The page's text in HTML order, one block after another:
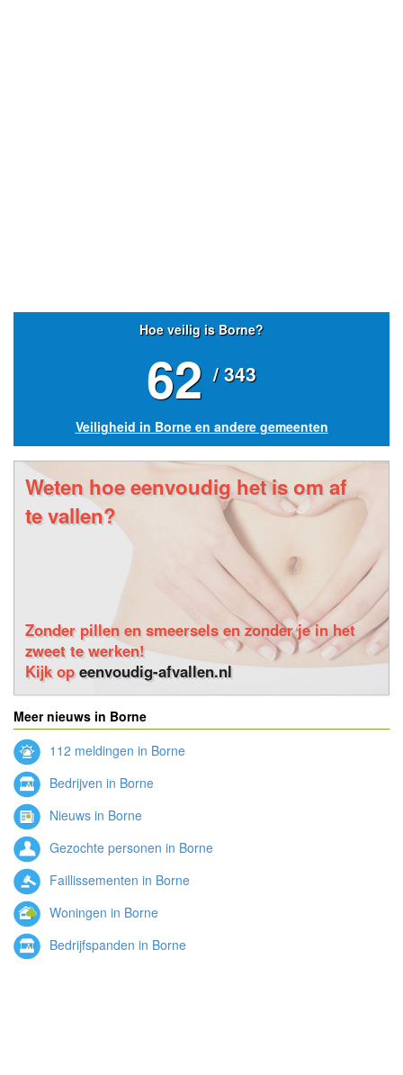
Hoe veilig is Borne?
62 / 343
Veiligheid in Borne en andere gemeenten
Weten hoe eenvoudig het is om af
te vallen?
Zonder pillen en smeersels en zonder je in het
zweet te werken!
Kijk opeenvoudig-afvallen.nl
Meer nieuws in Borne
112 meldingen in Borne
Bedrijven in Borne
Nieuws in Borne
Gezochte personen in Borne
Faillissementen in Borne
Woningen in Borne
Bedrijfspanden in Borne